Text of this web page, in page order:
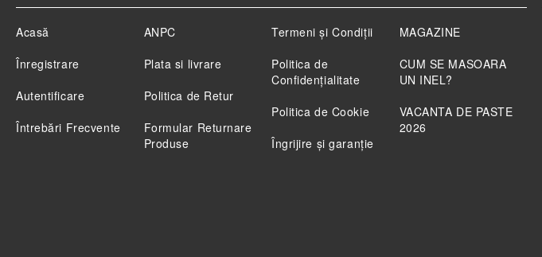
Acasă
Înregistrare
Autentificare
Întrebări Frecvente
ANPC
Plata si livrare
Politica de Retur
Formular Returnare
Produse
Termeni și Condiții
Politica de
Confidenţialitate
Politica de Cookie
Îngrijire și garanție
MAGAZINE
CUM SE MASOARA
UN INEL?
VACANTA DE PASTE
2026